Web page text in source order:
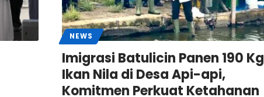
NEWS
Imigrasi Batulicin Panen 190 Kg
Ikan Nila di Desa Api-api,
Komitmen Perkuat Ketahanan